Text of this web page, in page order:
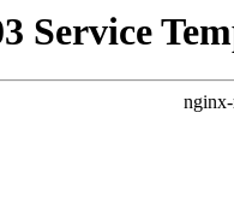
Service